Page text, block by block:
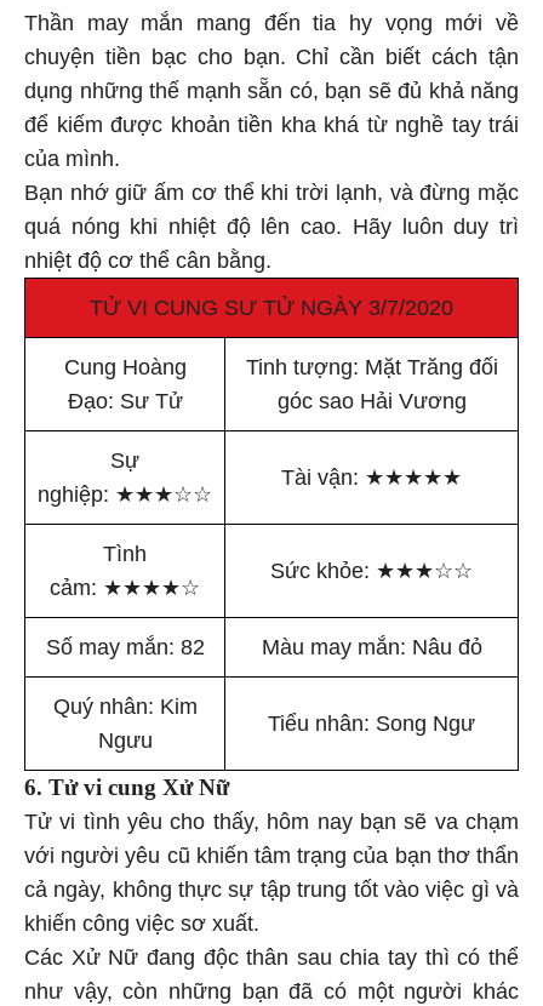
Thần may mắn mang đến tia hy vọng mới về
chuyện tiền bạc cho bạn. Chỉ cần biết cách tận
dụng những thế mạnh sẵn có, bạn sẽ đủ khả năng
để kiếm được khoản tiền kha khá từ nghề tay trái
của mình.
Bạn nhớ giữ ấm cơ thể khi trời lạnh, và đừng mặc
quá nóng khi nhiệt độ lên cao. Hãy luôn duy trì
nhiệt độ cơ thể cân bằng.
TỬ VI CUNG SƯ TỬ NGÀY 3/7/2020
Cung Hoàng
Đạo: Sư Tử
Tinh tượng: Mặt Trăng đối
góc sao Hải Vương
Sự
nghiệp: ★★★☆☆
Tài vận: ★★★★★
Tình
cảm: ★★★★☆
Sức khỏe: ★★★☆☆
Số may mắn: 82 Màu may mắn: Nâu đỏ
Quý nhân: Kim
Ngưu
Tiểu nhân: Song Ngư
6. Tử vi cung Xử Nữ
Tử vi tình yêu cho thấy, hôm nay bạn sẽ va chạm
với người yêu cũ khiến tâm trạng của bạn thơ thẩn
cả ngày, không thực sự tập trung tốt vào việc gì và
khiến công việc sơ xuất.
Các Xử Nữ đang độc thân sau chia tay thì có thể
như vậy, còn những bạn đã có một người khác